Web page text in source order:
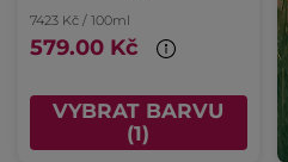
7423 Kč / 100ml
579.00 Kč
VYBRAT BARVU
(1)